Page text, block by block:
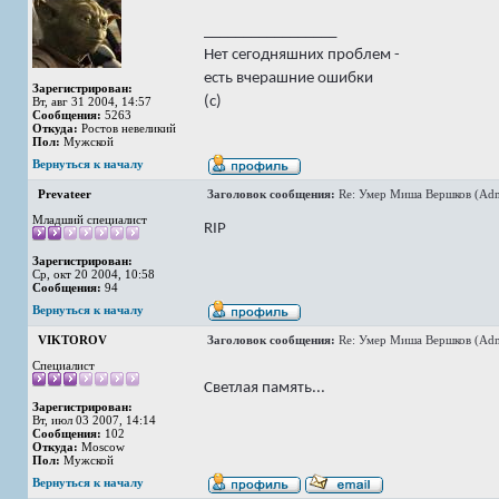
Зарегистрирован:
Вт, авг 31 2004, 14:57
Сообщения: 5263
Откуда: Ростов невеликий
Пол: Мужской
Нет сегодняшних проблем -
есть вчерашние ошибки
(с)
Вернуться к началу
Prevateer Заголовок сообщения: Re: Умер Миша Вершков
Младший специалист
Зарегистрирован:
Ср, окт 20 2004, 10:58
Сообщения: 94
RIP
Вернуться к началу
VIKTOROV Заголовок сообщения: Re: Умер Миша Вершков
Специалист
Зарегистрирован:
Вт, июл 03 2007, 14:14
Сообщения: 102
Откуда: Moscow
Пол: Мужской
Светлая память...
Вернуться к началу